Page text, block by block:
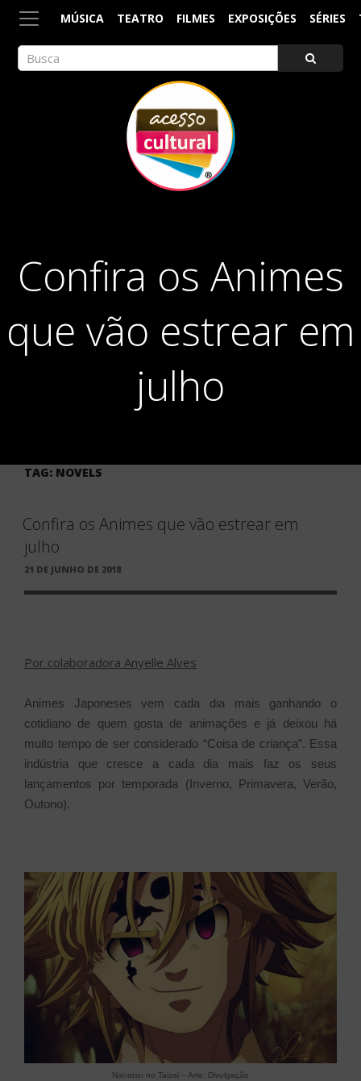
MÚSICA TEATRO FILMES EXPOSIÇÕES SÉRIES
Confira os Animes
que vão estrear em
julho
TAG: NOVELS
Confira os Animes que vão estrear em
julho
PUBLICADO
21 DE JUNHO DE 2018
Por colaboradora Anyelle Alves
Animes Japoneses vem cada dia mais ganhando o
cotidiano de quem gosta de animações e já deixou há
muito tempo de ser considerado “Coisa de criança”. Essa
indústria que cresce a cada dia mais faz os seus
lançamentos por temporada (Inverno, Primavera, Verão,
Outono).
Nanatsu no Taizai – Arte: Divulgação